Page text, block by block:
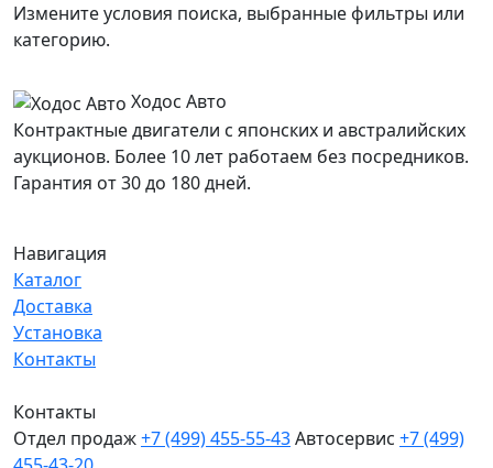
Измените условия поиска, выбранные фильтры или
категорию.
Ходос Авто
Контрактные двигатели с японских и австралийских
аукционов. Более 10 лет работаем без посредников.
Гарантия от 30 до 180 дней.
Навигация
Каталог
Доставка
Установка
Контакты
Контакты
Отдел продаж+7 (499) 455-55-43Автосервис +7 (499)